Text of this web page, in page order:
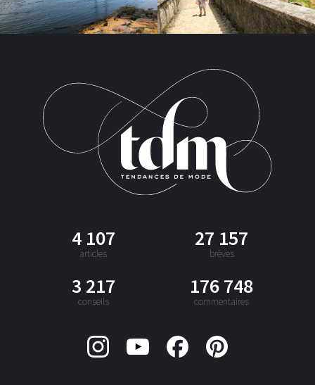
4 107
articles
27 157
brèves
3 217
conseils
176 748
commentaires